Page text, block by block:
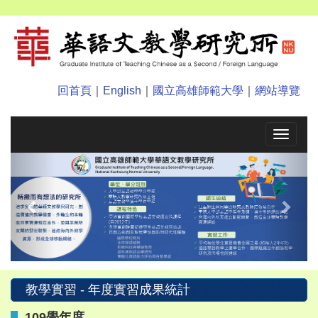
回首頁 English 國立高雄師範大學 網站導覽
Toggle
Previous Next
教學實習 - 年度實習成果統計